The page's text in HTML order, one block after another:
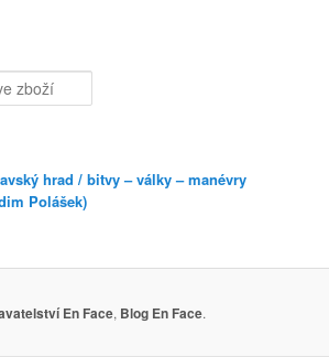
hrad / bitvy – války – manévry
Polášek)
En Face, Blog En Face.